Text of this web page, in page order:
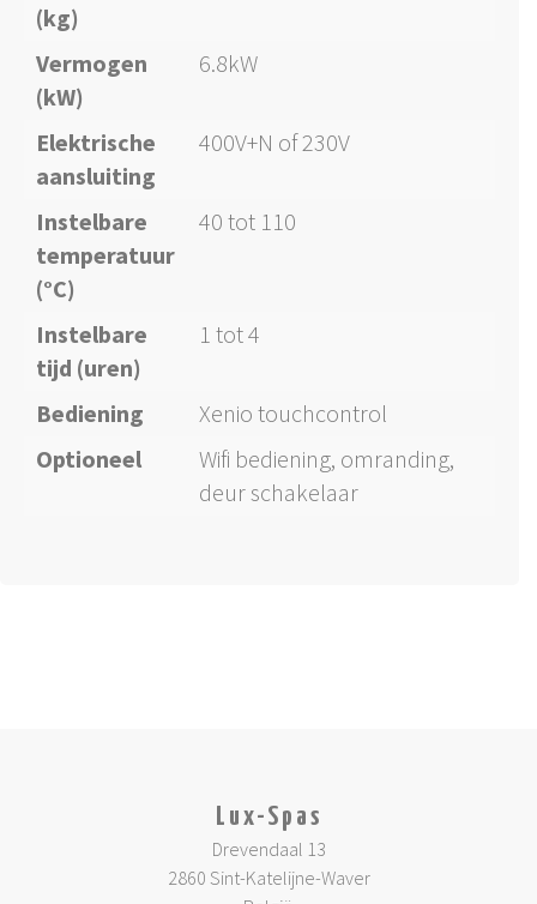
(kg)
Vermogen
(kW)
6.8kW
Elektrische
aansluiting
400V+N of 230V
Instelbare
temperatuur
(°C)
40 tot 110
Instelbare
tijd (uren)
1 tot 4
Bediening
Xenio touchcontrol
Optioneel
Wifi bediening, omranding,
deur schakelaar
Lux-Spas
Drevendaal 13
2860 Sint-Katelijne-Waver